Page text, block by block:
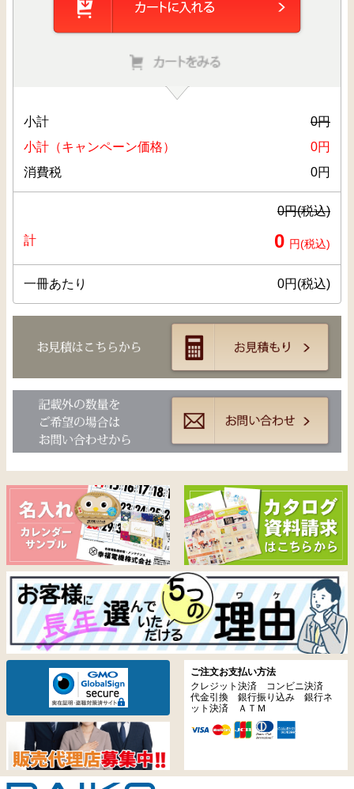
小計 0円
小計（キャンペーン価格）
0円
消費税
0円
0円(税込)
計 0 円(税込)
一冊あたり 0円(税込)
ご注文お支払い方法
クレジット決済 コンビニ決済
代金引換 銀行振り込み 銀行ネ
ット決済 ＡＴＭ